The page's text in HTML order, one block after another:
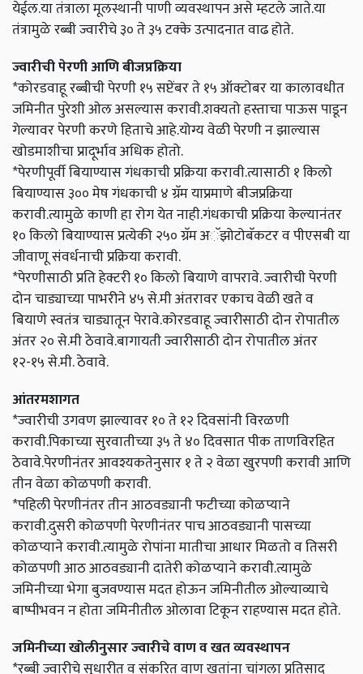
येईल.या तंत्राला मूलस्थानी पाणी व्यवस्थापन असे म्हटले जाते.या
तंत्रामुळे रब्बी ज्वारीचे ३० ते ३५ टक्के उत्पादनात वाढ होते.
ज्वारीची पेरणी आणि बीजप्रक्रिया
*कोरडवाहू रब्बीची पेरणी १५ सप्टेंबर ते १५ ऑक्टोबर या कालावधीत
जमिनीत पुरेशी ओल असल्यास करावी.शक्यतो हस्ताचा पाऊस पाडून
गेल्यावर पेरणी करणे हिताचे आहे.योग्य वेळी पेरणी न झाल्यास
खोडमाशीचा प्रादूर्भाव अधिक होतो.
*पेरणीपूर्वी बियाण्यास गंधकाची प्रक्रिया करावी.त्यासाठी १ किलो
बियाण्यास ३०० मेष गंधकाची ४ ग्रॅम याप्रमाणे बीजप्रक्रिया
करावी.त्यामुळे काणी हा रोग येत नाही.गंधकाची प्रक्रिया केल्यानंतर
१० किलो बियाण्यास प्रत्येकी २५० ग्रॅम अॅझोटोबॅकटर व पीएसबी या
जीवाणू संवर्धनाची प्रक्रिया करावी.
*पेरणीसाठी प्रति हेक्टरी १० किलो बियाणे वापरावे. ज्वारीची पेरणी
दोन चाड्याच्या पाभरीने ४५ से.मी अंतरावर एकाच वेळी खते व
बियाणे स्वतंत्र चाड्यातून पेरावे.कोरडवाहू ज्वारीसाठी दोन रोपातील
अंतर २० से.मी ठेवावे.बागायती ज्वारीसाठी दोन रोपातील अंतर
१२-१५ से.मी. ठेवावे.
आंतरमशागत
*ज्वारीची उगवण झाल्यावर १० ते १२ दिवसांनी विरळणी
करावी.पिकाच्या सुरवातीच्या ३५ ते ४० दिवसात पीक ताणविरहित
ठेवावे.पेरणीनंतर आवश्यकतेनुसार १ ते २ वेळा खुरपणी करावी आणि
तीन वेळा कोळपणी करावी.
*पहिली पेरणीनंतर तीन आठवड्यानी फटीच्या कोळप्याने
करावी.दुसरी कोळपणी पेरणीनंतर पाच आठवड्यानी पासच्या
कोळप्याने करावी.त्यामुळे रोपांना मातीचा आधार मिळतो व तिसरी
कोळपणी आठ आठवड्यानी दातेरी कोळप्याने करावी.त्यामुळे
जमिनीच्या भेगा बुजवण्यास मदत होऊन जमिनीतील ओल्याव्याचे
बाष्पीभवन न होता जमिनीतील ओलावा टिकून राहण्यास मदत होते.
जमिनीच्या खोलीनुसार ज्वारीचे वाण व खत व्यवस्थापन
*रब्बी ज्वारीचे सुधारीत व संकरित वाण खतांना चांगला प्रतिसाद